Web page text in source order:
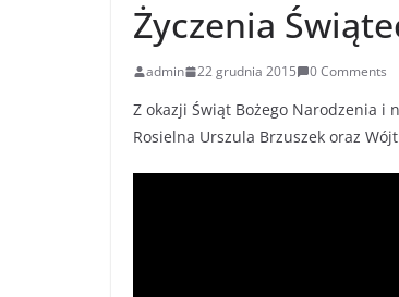
Życzenia
admin 22 grudnia 2015 0 Comments
Z okazji Świąt Bożego Narodzenia i
Rosielna Urszula Brzuszek oraz